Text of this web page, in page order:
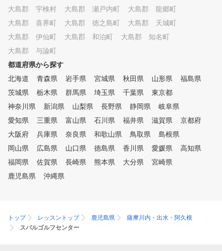
大島郡 宇検村
大島郡 瀬戸内町
大島郡 龍郷町
大島郡 喜界町
大島郡 徳之島町
大島郡 天城町
大島郡 伊仙町
大島郡 和泊町
大島郡 知名町
大島郡 与論町
都道府県から探す
北海道
青森県 岩手県 宮城県 秋田県 山形県
福島県
茨城県
栃木県 群馬県 埼玉県 千葉県
東京都
神奈川県
新潟県 山梨県 長野県 静岡県
岐阜県
愛知県
三重県 富山県 石川県 福井県 滋賀県
京都府
大阪府
兵庫県 奈良県 和歌山県 鳥取県
島根県
岡山県
広島県 山口県 徳島県 香川県 愛媛県
高知県
福岡県
佐賀県 長崎県 熊本県 大分県
宮崎県
鹿児島県
沖縄県
トップ レッスントップ 鹿児島県
薩摩川内・出水・阿久根
スバルゴルフセンター